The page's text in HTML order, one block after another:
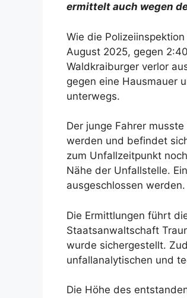
ermittelt auch wegen
Wie die
August 2025, gegen
Waldkraiburger verlor
gegen eine Hausmauer
unterwegs.
Der junge Fahrer
werden und befindet
zum Unfallzeitpunkt
Nähe der Unfallstelle.
ausgeschlossen werden.
Die Ermittlungen führt
Staatsanwaltschaft
wurde sichergestellt.
unfallanalytischen und
Die Höhe des